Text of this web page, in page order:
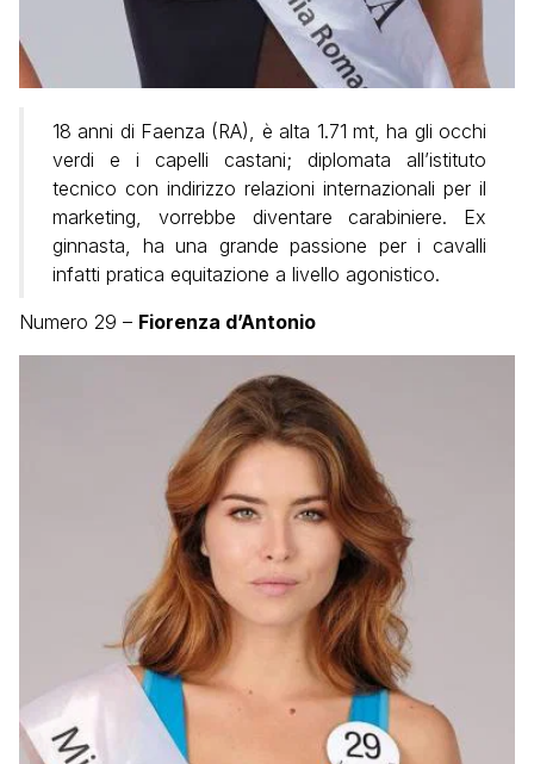
18 anni di Faenza (RA), è alta 1.71 mt, ha gli occhi
verdi e i capelli castani; diplomata all’istituto
tecnico con indirizzo relazioni internazionali per il
marketing, vorrebbe diventare carabiniere. Ex
ginnasta, ha una grande passione per i cavalli
infatti pratica equitazione a livello agonistico.
Numero 29 – Fiorenza d’Antonio